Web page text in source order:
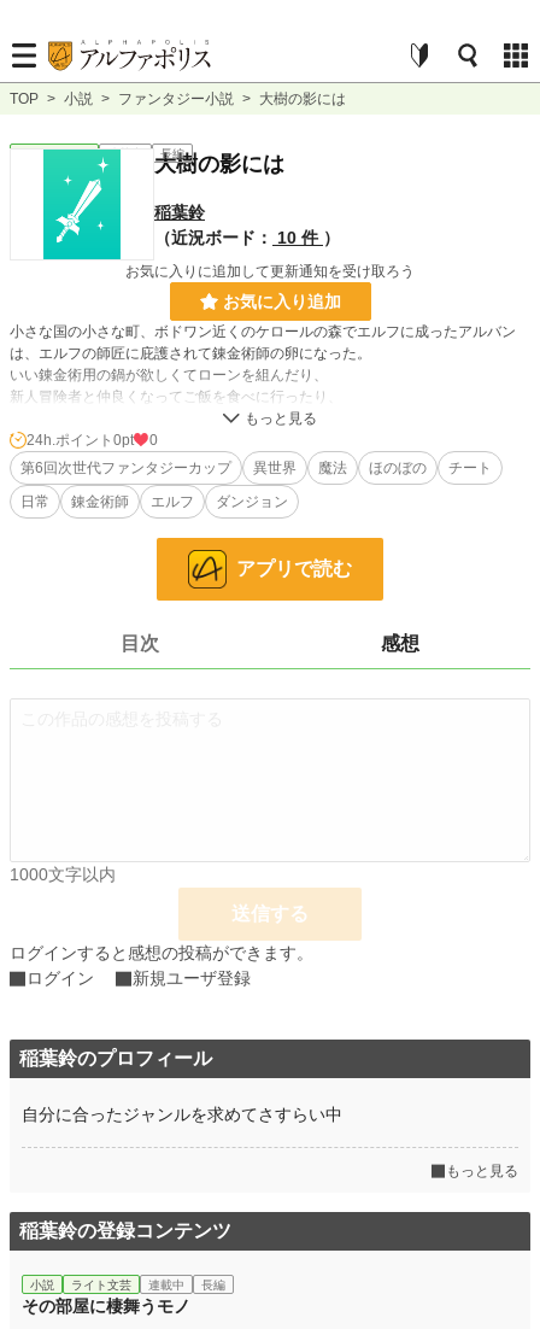
TOP > 小説 > ファンタジー小説 > 大樹の影には
ファンタジー 連載中 長編
大樹の影には
稲葉鈴
（近況ボード：
10 件 ）
お気に入りに追加して更新通知を受け取ろう
お気に入り追加
小さな国の小さな町、ボドワン近くのケロールの森でエルフに成ったアルバン
は、エルフの師匠に庇護されて錬金術師の卵になった。
いい錬金術用の鍋が欲しくてローンを組んだり、
新人冒険者と仲良くなってご飯を食べに行ったり、
これはそんな、スローライフ物語。
国を揺るがすような事件とかは起きないです。
小説家になろう、カクヨムでも連載中。
228,618 位 / 228,618 件
53,262 位 / 53,262 件
21 pt (99,984 位)
年間ポイント 5,876 pt (42,399 位)
24h.ポイント 0pt
0
第6回次世代ファンタジーカップ
異世界 魔法 ほのぼの
チート
日常
錬金術師 エルフ ダンジョン
アプリで読む
目次 感想
1000文字以内
送信する
ログインすると感想の投稿ができます。
ログイン
新規ユーザ登録
稲葉鈴のプロフィール
自分に合ったジャンルを求めてさすらい中
もっと見る
稲葉鈴の登録コンテンツ
小説 ライト文芸 連載中 長編
その部屋に棲舞うモノ